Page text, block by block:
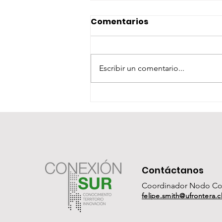
nominada miembro del
Comentarios
Escribir un comentario...
Contáctanos
Coordinador Nodo
felipe.smith@ufrontera.cl